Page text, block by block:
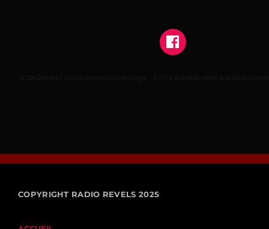
Il n’y a actuellement aucun
COPYRIGHT RADIO REVELS 2025